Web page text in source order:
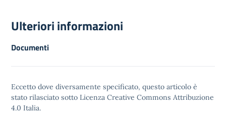
Ulteriori informazioni
Documenti
Eccetto dove diversamente specificato, questo articolo è
stato rilasciato sotto Licenza Creative Commons Attribuzione
4.0 Italia.